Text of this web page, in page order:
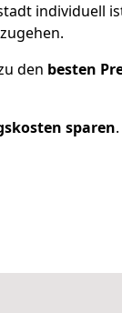
individuell
den besten
sparen.